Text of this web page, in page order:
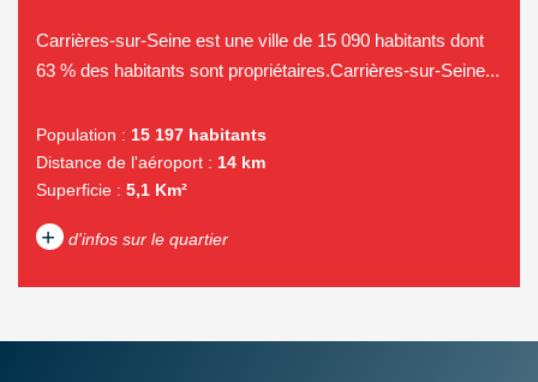
Carrières-sur-Seine est une ville de 15 090 habitants dont
63 % des habitants sont propriétaires.Carrières-sur-Seine...
Population : 15 197 habitants
Distance de l'aéroport : 14 km
Superficie : 5,1 Km²
+ d'infos sur le quartier